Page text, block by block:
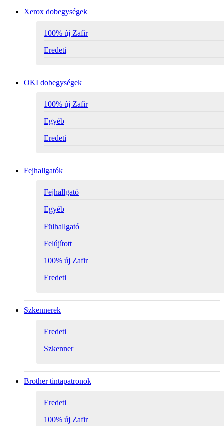
Xerox dobegységek
100% új Zafir
Eredeti
OKI dobegységek
100% új Zafir
Egyéb
Eredeti
Fejhallgatók
Fejhallgató
Egyéb
Fülhallgató
Felújított
100% új Zafir
Eredeti
Szkennerek
Eredeti
Szkenner
Brother tintapatronok
Eredeti
100% új Zafir